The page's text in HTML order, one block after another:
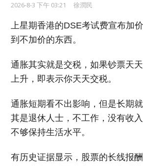
2026-8-3 下午 03:21 徐潤民
上星期香港的DSE考试费宣布加
到不加价的东西。
通胀其实就是交税，如果钞票天
上升， 即表示你天天交税。
通胀短期看不出影响，但是长期
其是退休人士，不工作，没有收
不够保持生活水平。
有历史证据显示，股票的长线报